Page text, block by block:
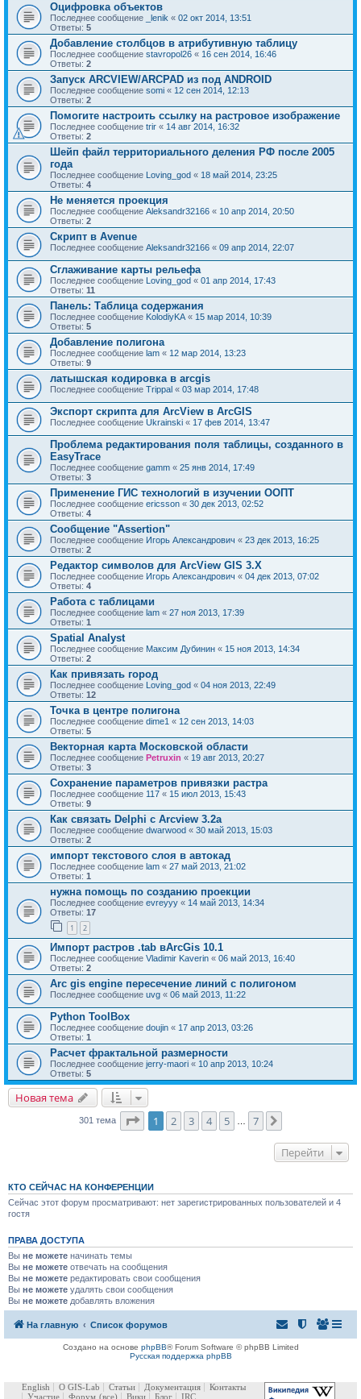
Оцифровка объектов
Последнее сообщение _lenik « 02 окт 2014, 13:51
Ответы: 5
Добавление столбцов в атрибутивную таблицу
Последнее сообщение stavropol26 « 16 сен 2014, 16:46
Ответы: 2
Запуск ARCVIEW/ARCPAD из под ANDROID
Последнее сообщение somi « 12 сен 2014, 12:13
Ответы: 2
Помогите настроить ссылку на растровое изображение
Последнее сообщение trir « 14 авг 2014, 16:32
Ответы: 2
Шейп файл территориального деления РФ после 2005
года
Последнее сообщение Loving_god « 18 май 2014, 23:25
Ответы: 4
Не меняется проекция
Последнее сообщение Aleksandr32166 « 10 апр 2014, 20:50
Ответы: 2
Скрипт в Avenue
Последнее сообщение Aleksandr32166 « 09 апр 2014, 22:07
Сглаживание карты рельефа
Последнее сообщение Loving_god « 01 апр 2014, 17:43
Ответы: 11
Панель: Таблица содержания
Последнее сообщение KolodiyKA « 15 мар 2014, 10:39
Ответы: 5
Добавление полигона
Последнее сообщение lam « 12 мар 2014, 13:23
Ответы: 9
латышская кодировка в arcgis
Последнее сообщение Trippal « 03 мар 2014, 17:48
Экспорт скрипта для ArcView в ArcGIS
Последнее сообщение Ukrainski « 17 фев 2014, 13:47
Проблема редактирования поля таблицы, созданного в
EasyTrace
Последнее сообщение gamm « 25 янв 2014, 17:49
Ответы: 3
Применение ГИС технологий в изучении ООПТ
Последнее сообщение ericsson « 30 дек 2013, 02:52
Ответы: 4
Сообщение "Assertion"
Последнее сообщение Игорь Александрович « 23 дек 2013, 16:25
Ответы: 2
Редактор символов для ArcView GIS 3.X
Последнее сообщение Игорь Александрович « 04 дек 2013, 07:02
Ответы: 4
Работа с таблицами
Последнее сообщение lam « 27 ноя 2013, 17:39
Ответы: 1
Spatial Analyst
Последнее сообщение Максим Дубинин « 15 ноя 2013, 14:34
Ответы: 2
Как привязать город
Последнее сообщение Loving_god « 04 ноя 2013, 22:49
Ответы: 12
Точка в центре полигона
Последнее сообщение dime1 « 12 сен 2013, 14:03
Ответы: 5
Векторная карта Московской области
Последнее сообщение Petruxin « 19 авг 2013, 20:27
Ответы: 3
Сохранение параметров привязки растра
Последнее сообщение 117 « 15 июл 2013, 15:43
Ответы: 9
Как связать Delphi с Arcview 3.2a
Последнее сообщение dwarwood « 30 май 2013, 15:03
Ответы: 2
импорт текстового слоя в автокад
Последнее сообщение lam « 27 май 2013, 21:02
Ответы: 1
нужна помощь по созданию проекции
Последнее сообщение evreyyy « 14 май 2013, 14:34
Ответы: 17
1 2
Импорт растров .tab вArcGis 10.1
Последнее сообщение Vladimir Kaverin « 06 май 2013, 16:40
Ответы: 2
Arc gis engine пересечение линий с полигоном
Последнее сообщение uvg « 06 май 2013, 11:22
Python ToolBox
Последнее сообщение doujin « 17 апр 2013, 03:26
Ответы: 1
Расчет фрактальной размерности
Последнее сообщение jerry-maori « 10 апр 2013, 10:24
Ответы: 5
Новая тема
301 тема Страница1 из
1 2 3 4 5 7
Перейти
КТО СЕЙЧАС НА КОНФЕРЕНЦИИ
Сейчас этот форум просматривают: нет зарегистрированных пользователей и 4
гостя
ПРАВА ДОСТУПА
Вы не можете начинать темы
Вы не можете отвечать на сообщения
Вы не можете редактировать свои сообщения
Вы не можете удалять свои сообщения
Вы не можете добавлять вложения
На главную Список форумов
Создано на основе phpBB® Forum Software © phpBB Limited
Русская поддержка phpBB
English О GIS-Lab Статьи Документация
Контакты
Участие
Форум (все) Вики Блог IRC